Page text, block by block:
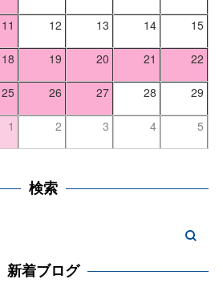
11 12 13 14 15
18 19 20 21 22
25 26 27 28 29
1 2 3 4 5
検索
新着ブログ